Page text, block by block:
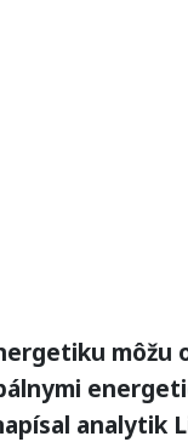
môžu
analytik